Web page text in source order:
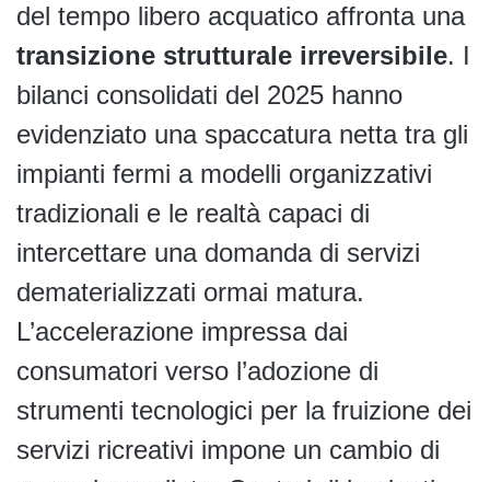
del tempo libero acquatico affronta una
transizione strutturale irreversibile. I
bilanci consolidati del 2025 hanno
evidenziato una spaccatura netta tra gli
impianti fermi a modelli organizzativi
tradizionali e le realtà capaci di
intercettare una domanda di servizi
dematerializzati ormai matura.
L’accelerazione impressa dai
consumatori verso l’adozione di
strumenti tecnologici per la fruizione dei
servizi ricreativi impone un cambio di